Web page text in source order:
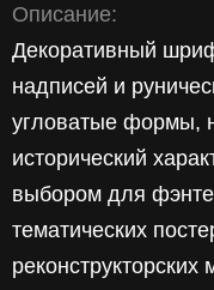
Описание:
Декоративный
надписей и
угловатые формы,
исторический
выбором для
тематических